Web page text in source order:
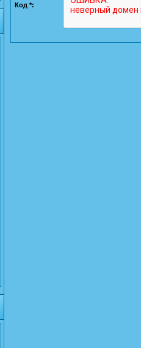
Код *: